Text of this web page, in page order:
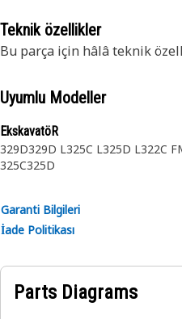
Teknik özellikler
Bu parça için hâlâ teknik
Uyumlu Modeller
EkskavatöR
329D329D L325C L325D L322C
325C325D
Garanti Bilgileri
İade Politikası
Parts Diagrams